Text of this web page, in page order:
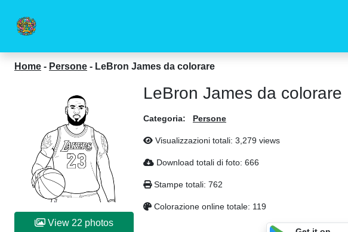
Home - Persone - LeBron James da colorare
View 22 photos
LeBron James da colorare
Categoria: Persone
Visualizzazioni totali: 3,279 views
Download totali di foto: 666
Stampe totali: 762
Colorazione online totale: 119